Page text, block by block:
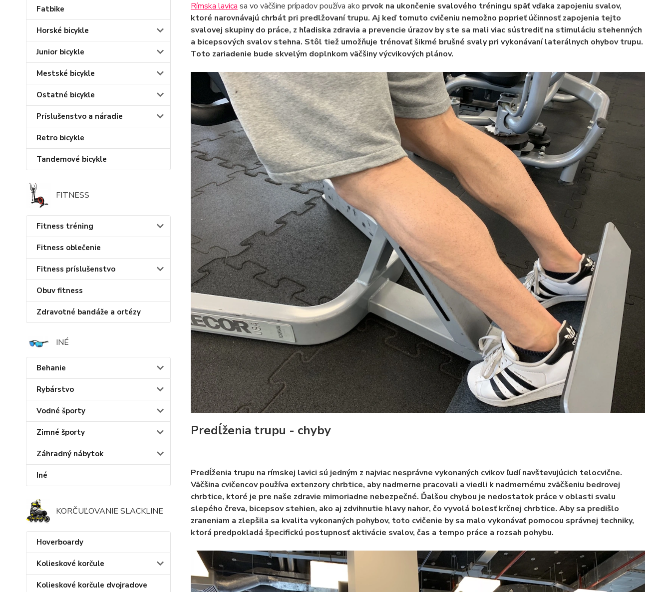
Fatbike
Horské bicykle
Junior bicykle
Mestské bicykle
Ostatné bicykle
Príslušenstvo a náradie
Retro bicykle
Tandemové bicykle
FITNESS
Fitness tréning
Fitness oblečenie
Fitness príslušenstvo
Obuv fitness
Zdravotné bandáže a ortézy
INÉ
Behanie
Rybárstvo
Vodné športy
Zimné športy
Záhradný nábytok
Iné
KORČUĽOVANIE SLACKLINE
Hoverboardy
Kolieskové korčule
Kolieskové korčule dvojradove
Rímska lavicasa vo väčšine prípadov používa ako prvok na ukončenie svalového tréningu späť vďaka zapojeniu svalov,
ktoré narovnávajú chrbát pri predlžovaní trupu. Aj keď tomuto cvičeniu nemožno poprieť účinnosť zapojenia tejto
svalovej skupiny do práce, z hľadiska zdravia a prevencie úrazov by ste sa mali viac sústrediť na stimuláciu stehenných
a bicepsových svalov stehna. Stôl tiež umožňuje trénovať šikmé brušné svalypri vykonávaní laterálnych ohybov trupu.
Toto zariadenie bude skvelým doplnkom väčšiny výcvikových plánov.
Predĺženia trupu - chyby
Predĺženia trupu na rímskej lavici sú jedným z najviac nesprávne vykonaných cvikov ľudí navštevujúcich telocvične.
Väčšina cvičencov používa extenzory chrbtice, aby nadmerne pracovali a viedli k nadmernému zväčšeniu bedrovej
chrbtice, ktoré je pre naše zdravie mimoriadne nebezpečné. Ďalšou chybou je nedostatok práce v oblasti svalu
slepého čreva, bicepsov stehien, ako aj zdvihnutie hlavy nahor, čo vyvolá bolesť krčnej chrbtice. Aby sa predišlo
zraneniam a zlepšila sa kvalita vykonaných pohybov, toto cvičenie by sa malo vykonávať pomocou správnej techniky,
ktorá predpokladá špecifickú postupnosť aktivácie svalov, čas a tempo práce a rozsah pohybu.